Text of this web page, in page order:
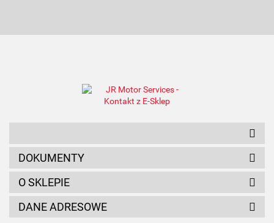
DOKUMENTY
O SKLEPIE
DANE ADRESOWE